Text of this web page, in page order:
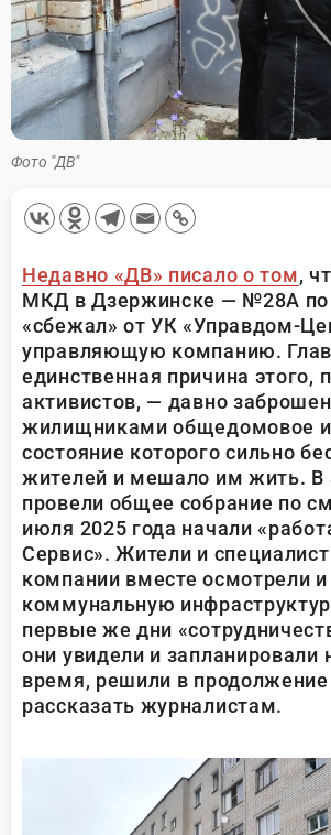
Фото "ДВ"
Недавно «ДВ» писало о том,
МКД в Дзержинске — №28А
«сбежал» от УК «Управдом-
управляющую компанию.
единственная причина этого,
активистов, — давно
жилищниками общедомовое
состояние которого сильно
жителей и мешало им жить. В
провели общее собрание по
июля 2025 года начали
Сервис». Жители и
компании вместе осмотрели
коммунальную
первые же дни
они увидели и
время, решили в
рассказать журналистам.